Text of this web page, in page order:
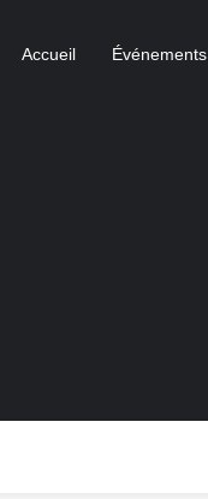
Accueil Événements